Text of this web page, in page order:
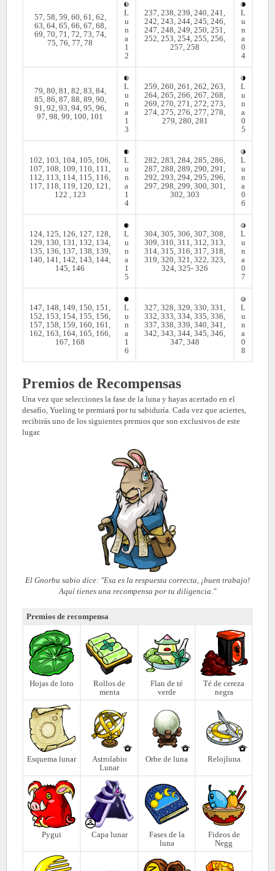
57, 58, 59, 60, 61, 62,
63, 64, 65, 66, 67, 68,
69, 70, 71, 72, 73, 74,
75, 76, 77, 78
L
u
n
a
1
2
237, 238, 239, 240, 241,
242, 243, 244, 245, 246,
247, 248, 249, 250, 251,
252, 253, 254, 255, 256,
257, 258
L
u
n
a
0
4
79, 80, 81, 82, 83, 84,
85, 86, 87, 88, 89, 90,
91, 92, 93, 94, 95, 96,
97, 98, 99, 100, 101
L
u
n
a
1
3
259, 260, 261, 262, 263,
264, 265, 266, 267, 268,
269, 270, 271, 272, 273,
274, 275, 276, 277, 278,
279, 280, 281
L
u
n
a
0
5
102, 103, 104, 105, 106,
107, 108, 109, 110, 111,
112, 113, 114, 115, 116,
117, 118, 119, 120, 121,
122 , 123
L
u
n
a
1
4
282, 283, 284, 285, 286,
287, 288, 289, 290, 291,
292, 293, 294, 295, 296,
297, 298, 299, 300, 301,
302, 303
L
u
n
a
0
6
124, 125, 126, 127, 128,
129, 130, 131, 132, 134,
135, 136, 137, 138, 139,
140, 141, 142, 143, 144,
145, 146
L
u
n
a
1
5
304, 305, 306, 307, 308,
309, 310, 311, 312, 313,
314, 315, 316, 317, 318,
319, 320, 321, 322, 323,
324, 325- 326
L
u
n
a
0
7
147, 148, 149, 150, 151,
152, 153, 154, 155, 156,
157, 158, 159, 160, 161,
162, 163, 164, 165, 166,
167, 168
L
u
n
a
1
6
327, 328, 329, 330, 331,
332, 333, 334, 335, 336,
337, 338, 339, 340, 341,
342, 343, 344, 345, 346,
347, 348
L
u
n
a
0
8
Premios de Recompensas
Una vez que selecciones la fase de la luna y hayas acertado en el
desafío, Yueling te premiará por tu sabiduría. Cada vez que aciertes,
recibirás uno de los siguientes premios que son exclusivos de este
lugar.
El Gnorbu sabio dice: "Esa es la respuesta correcta, ¡buen trabajo!
Aquí tienes una recompensa por tu diligencia."
Premios de recompensa
Hojas de loto
Rollos de
menta
Flan de té
verde
Té de cereza
negra
Esquema lunar
Astrolabio
Lunar
Orbe de luna Relojluna
Pygui Capa lunar
Fases de la
luna
Fideos de
Negg